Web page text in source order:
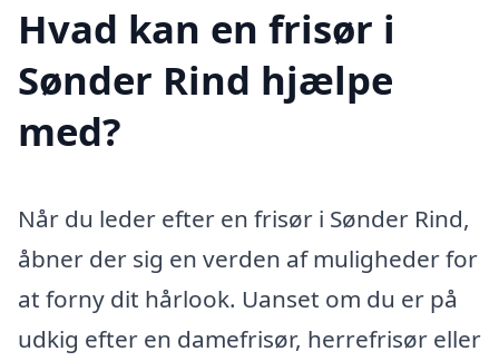
Hvad kan en frisør i
Sønder Rind hjælpe
med?
Når du leder efter en frisør i Sønder Rind,
åbner der sig en verden af muligheder for
at forny dit hårlook. Uanset om du er på
udkig efter en damefrisør, herrefrisør eller